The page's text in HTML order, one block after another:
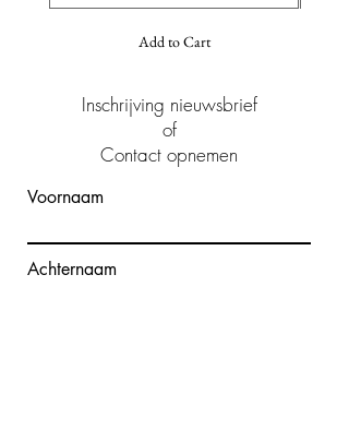
Add to Cart
Inschrijving nieuwsbrief
of
Contact opnemen
Voornaam
Achternaam